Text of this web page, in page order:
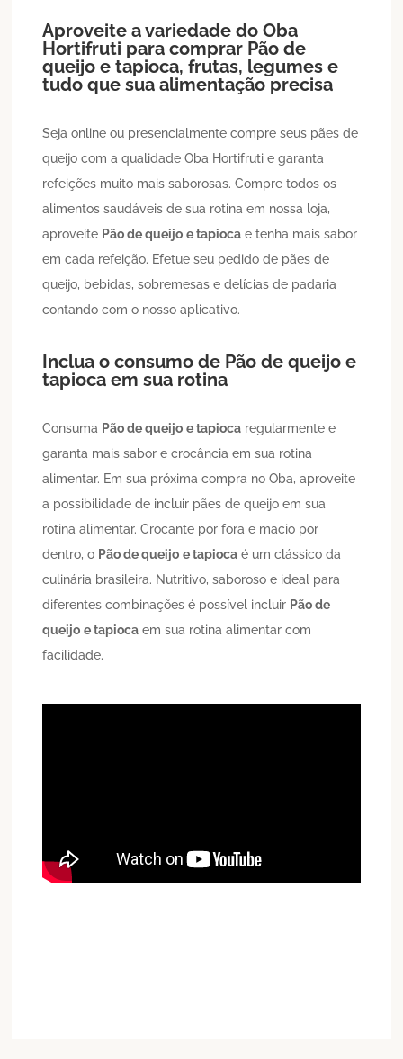
Aproveite a variedade do Oba
Hortifruti para comprar Pão de
queijo e tapioca, frutas, legumes e
tudo que sua alimentação precisa
Seja online ou presencialmente compre seus pães de
queijo com a qualidade Oba Hortifruti e garanta
refeições muito mais saborosas. Compre todos os
alimentos saudáveis de sua rotina em nossa loja,
aproveite Pão de queijo e tapioca e tenha mais sabor
em cada refeição. Efetue seu pedido de pães de
queijo, bebidas, sobremesas e delícias de padaria
contando com o nosso aplicativo.
Inclua o consumo de Pão de queijo e
tapioca em sua rotina
Consuma Pão de queijo e tapioca regularmente e
garanta mais sabor e crocância em sua rotina
alimentar. Em sua próxima compra no Oba, aproveite
a possibilidade de incluir pães de queijo em sua
rotina alimentar. Crocante por fora e macio por
dentro, o Pão de queijo e tapioca é um clássico da
culinária brasileira. Nutritivo, saboroso e ideal para
diferentes combinações é possível incluir Pão de
queijo e tapioca em sua rotina alimentar com
facilidade.